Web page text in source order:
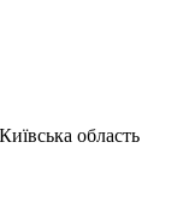
область